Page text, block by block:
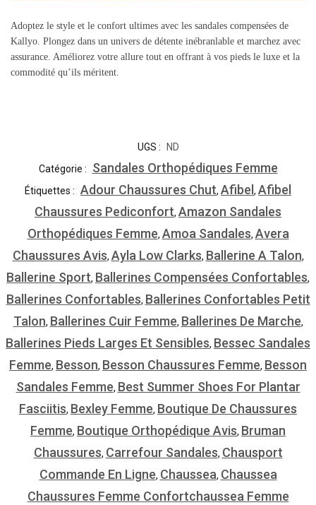
Adoptez le style et le confort ultimes avec les sandales compensées de
Kallyo. Plongez dans un univers de détente inébranlable et marchez avec
assurance. Améliorez votre allure tout en offrant à vos pieds le luxe et la
commodité qu’ils méritent.
UGS :
ND
Catégorie :
Sandales Orthopédiques Femme
Étiquettes : Adour Chaussures Chut, Afibel , Afibel
Chaussures Pediconfort, Amazon Sandales
Orthopédiques Femme, Amoa Sandales, Avera
Chaussures Avis, Ayla Low Clarks, Ballerine A Talon,
Ballerine Sport, Ballerines Compensées Confortables,
Ballerines Confortables, Ballerines Confortables Petit
Talon, Ballerines Cuir Femme, Ballerines De Marche,
Ballerines Pieds Larges Et Sensibles, Bessec Sandales
Femme, Besson, Besson Chaussures Femme, Besson
Sandales Femme, Best Summer Shoes For Plantar
Fasciitis, Bexley Femme, Boutique De Chaussures
Femme, Boutique Orthopédique Avis, Bruman
Chaussures, Carrefour Sandales, Chausport
Commande En Ligne, Chaussea, Chaussea
Chaussures Femme Confortchaussea Femme